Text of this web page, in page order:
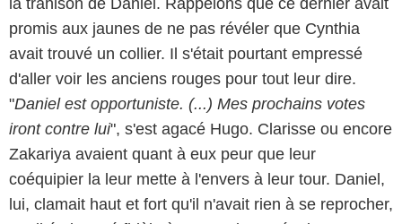
promis aux jaunes de ne pas révéler que Cynthia
avait trouvé un collier. Il s'était pourtant empressé
d'aller voir les anciens rouges pour tout leur dire.
"Daniel est opportuniste. (...) Mes prochains votes
iront contre lui", s'est agacé Hugo. Clarisse ou encore
Zakariya avaient quant à eux peur que leur
coéquipier la leur mette à l'envers à leur tour. Daniel,
lui, clamait haut et fort qu'il n'avait rien à se reprocher,